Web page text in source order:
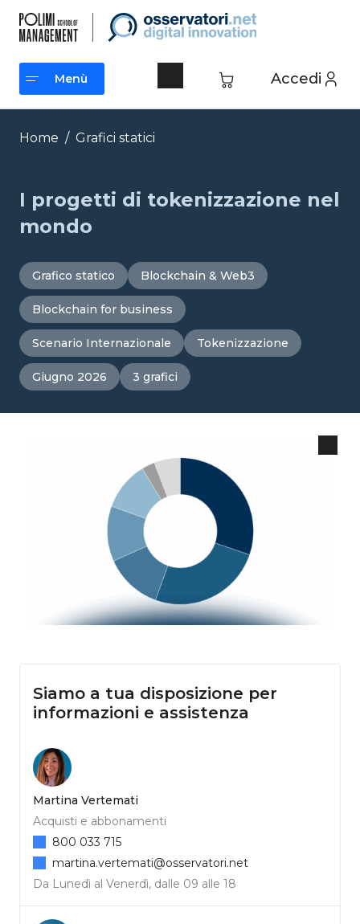
contenuto
Accedi
Menù
Menù
Home / Grafici statici
I progetti di tokenizzazione nel
mondo
Grafico statico Blockchain & Web3
Blockchain for business
Scenario Internazionale Tokenizzazione
Giugno 2026 3 grafici
Siamo a tua disposizione per
informazioni e assistenza
Martina Vertemati
Acquisti e abbonamenti
Da Lunedì al Venerdì, dalle 09 alle 18
800 033 715
martina.vertemati@osservatori.net